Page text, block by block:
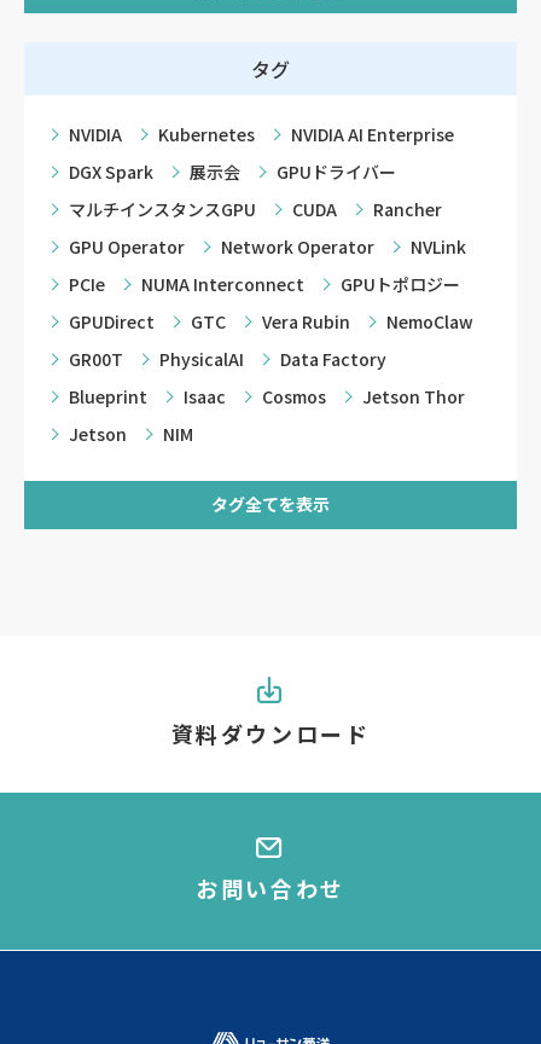
タグ
NVIDIA Kubernetes
NVIDIA AI Enterprise
DGX Spark
展示会
GPUドライバー
マルチインスタンスGPU
CUDA
Rancher
GPU Operator
Network Operator
NVLink
PCIe
NUMA Interconnect
GPUトポロジー
GPUDirect
GTC Vera Rubin
NemoClaw
GR00T
PhysicalAI
Data Factory
Blueprint
Isaac Cosmos
Jetson Thor
Jetson
NIM
タグ全てを表示
資料ダウンロード
お問い合わせ